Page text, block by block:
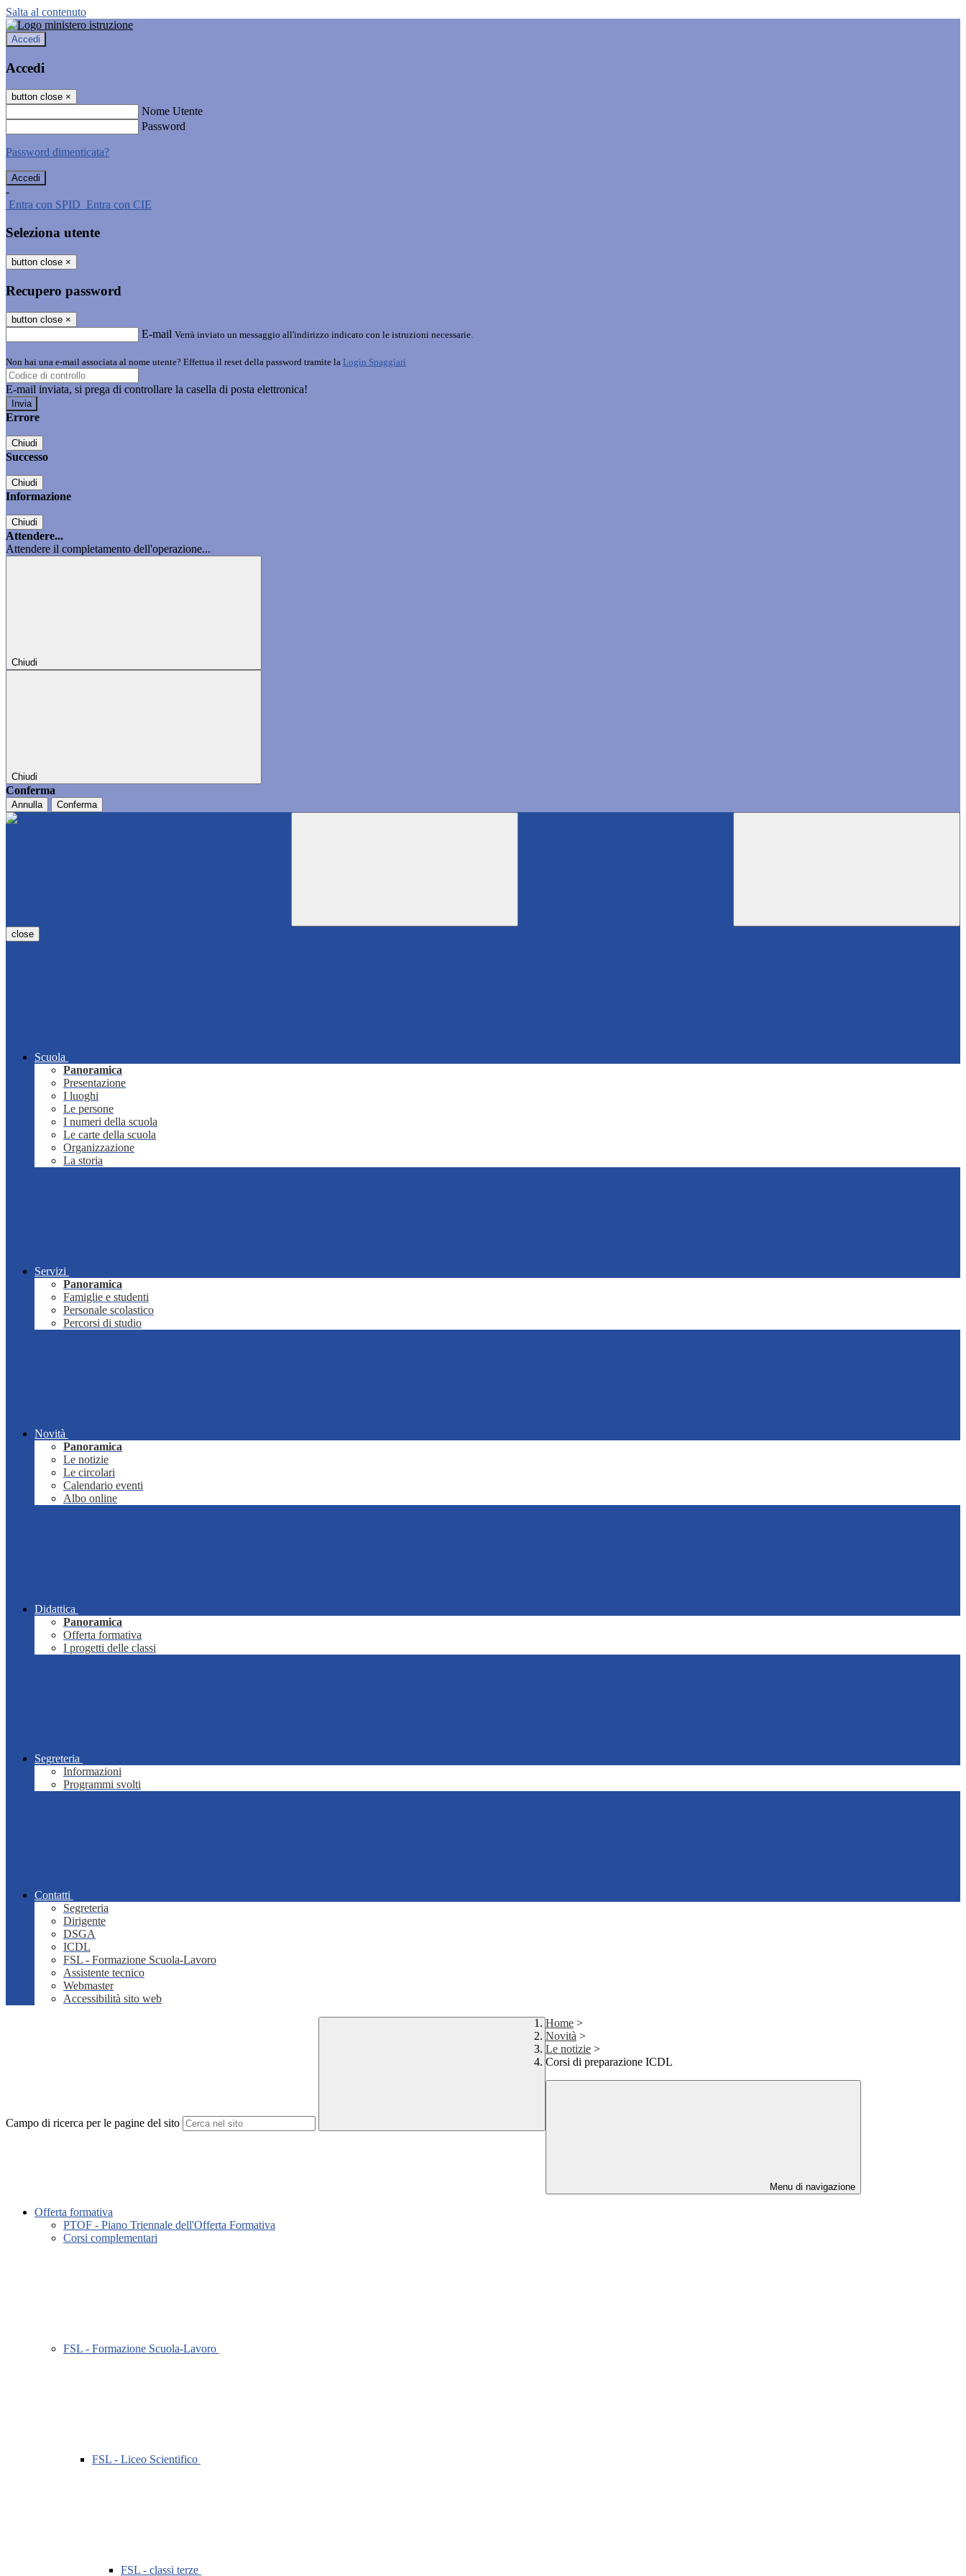
Salta al contenuto
Accedi
Accedi
button close ×
Nome Utente
Password
Password dimenticata?
-
Entra con SPID Entra con CIE
Seleziona utente
button close ×
Recupero password
button close ×
E-mail Verrà inviato un messaggio all'indirizzo indicato con le istruzioni necessarie.
Non hai una e-mail associata al nome utente? Effettua il reset della password tramite la Login Spaggiari
E-mail inviata, si prega di controllare la casella di posta elettronica!
Errore
Chiudi
Successo
Chiudi
Informazione
Chiudi
Attendere...
Attendere il completamento dell'operazione...
Chiudi
Chiudi
Conferma
Annulla Conferma
close
Scuola
Panoramica
Presentazione
I luoghi
Le persone
I numeri della scuola
Le carte della scuola
Organizzazione
La storia
Servizi
Panoramica
Famiglie e studenti
Personale scolastico
Percorsi di studio
Novità
Panoramica
Le notizie
Le circolari
Calendario eventi
Albo online
Didattica
Panoramica
Offerta formativa
I progetti delle classi
Segreteria
Informazioni
Programmi svolti
Contatti
Segreteria
Dirigente
DSGA
ICDL
FSL - Formazione Scuola-Lavoro
Assistente tecnico
Webmaster
Accessibilità sito web
Campo di ricerca per le pagine del sito
Home >
Novità >
Le notizie >
Corsi di preparazione ICDL
Menu di navigazione
Offerta formativa
PTOF - Piano Triennale dell'Offerta Formativa
Corsi complementari
FSL - Formazione Scuola-Lavoro
FSL - Liceo Scientifico
FSL - classi terze